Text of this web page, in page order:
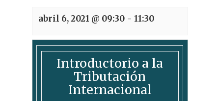
abril 6, 2021 @ 09:30- 11:30
Introductorio a la
Tributación
Internacional